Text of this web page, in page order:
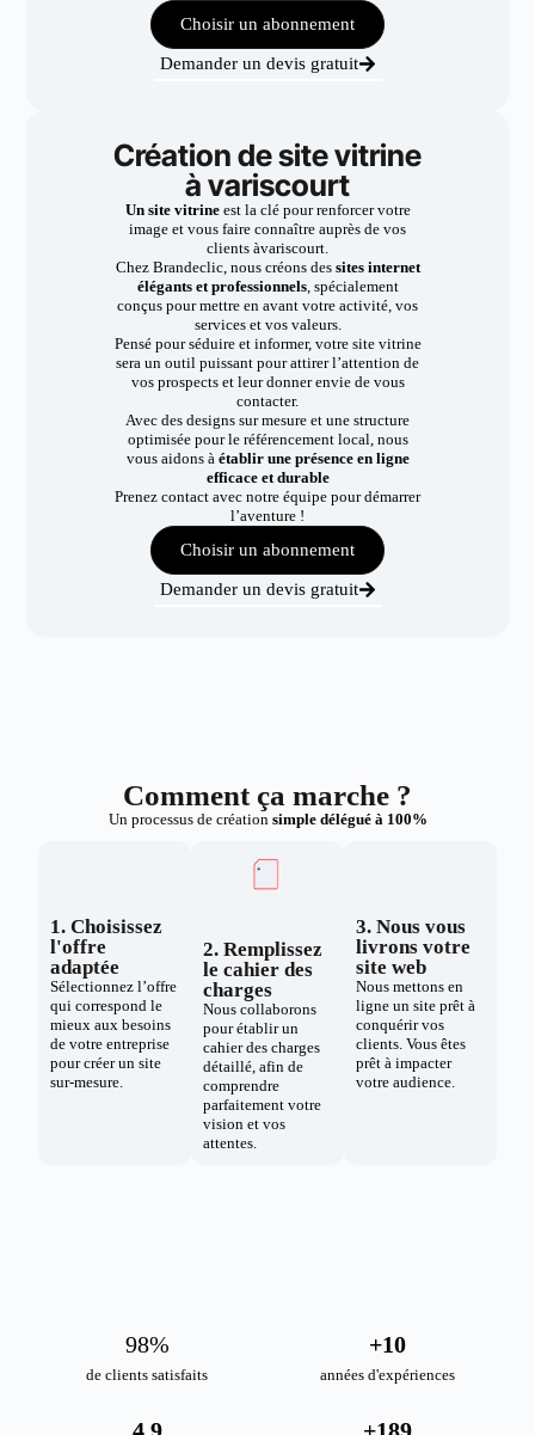
Choisir un abonnement
Demander un devis gratuit
Création de site vitrine
à variscourt
Un site vitrineest la clé pour renforcer votre
image et vous faire connaître auprès de vos
clients àvariscourt.
Chez Brandeclic, nous créons dessites internet
élégants et professionnels, spécialement
conçus pour mettre en avant votre activité, vos
services et vos valeurs.
Pensé pour séduire et informer, votre site vitrine
sera un outil puissant pour attirer l’attention de
vos prospects et leur donner envie de vous
contacter.
Avec des designs sur mesure et une structure
optimisée pour le référencement local, nous
vous aidons à établir une présence en ligne
efficace et durable
Prenez contact avec notre équipe pour démarrer
l’aventure !
Choisir un abonnement
Demander un devis gratuit
Comment ça marche ?
Un processus de création simple délégué à 100%
1. Choisissez
l'offre
adaptée
Sélectionnez l’offre
qui correspond le
mieux aux besoins
de votre entreprise
pour créer un site
sur-mesure.
2. Remplissez
le cahier des
charges
Nous collaborons
pour établir un
cahier des charges
détaillé, afin de
comprendre
parfaitement votre
vision et vos
attentes.
3. Nous vous
livrons votre
site web
Nous mettons en
ligne un site prêt à
conquérir vos
clients. Vous êtes
prêt à impacter
votre audience.
de clients satisfaits
98%
années d'expériences
+10